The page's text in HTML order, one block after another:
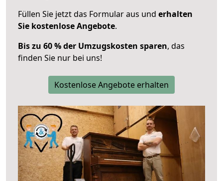
Füllen Sie jetzt das Formular aus und erhalten
Sie kostenlose Angebote.
Bis zu 60 % der Umzugskosten sparen, das
finden Sie nur bei uns!
Kostenlose Angebote erhalten